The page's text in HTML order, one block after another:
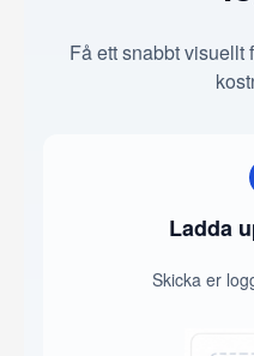
Få ett snabbt visuellt
Ladda
Skicka er